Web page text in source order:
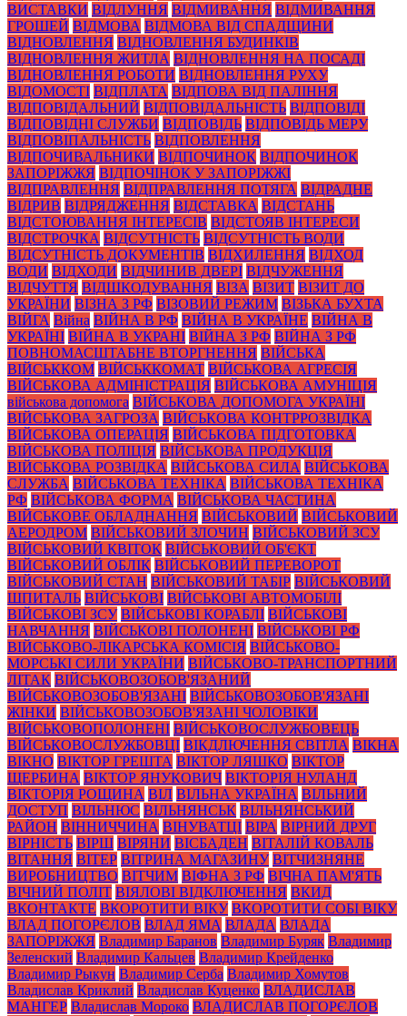
ВИСТАВКИ ВІДЛУННЯ ВІДМИВАННЯ ВІДМИВАННЯ
ГРОШЕЙ ВІДМОВА ВІДМОВА ВІД СПАДЩИНИ
ВІДНОВЛЕННЯ ВІДНОВЛЕННЯ БУДИНКІВ
ВІДНОВЛЕННЯ ЖИТЛА ВІДНОВЛЕННЯ НА ПОСАДІ
ВІДНОВЛЕННЯ РОБОТИ ВІДНОВЛЕННЯ РУХУ
ВІДОМОСТІ ВІДПЛАТА ВІДПОВА ВІД ПАЛІННЯ
ВІДПОВІДАЛЬНИЙ ВІДПОВІДАЛЬНІСТЬ ВІДПОВІДІ
ВІДПОВІДНІ СЛУЖБИ ВІДПОВІДЬ ВІДПОВІДЬ МЕРУ
ВІДПОВІПАЛЬНІСТЬ ВІДПОВЛЕННЯ
ВІДПОЧИВАЛЬНИКИ ВІДПОЧИНОК ВІДПОЧИНОК
ЗАПОРІЖЖЯ ВІДПОЧІНОК У ЗАПОРІЖЖІ
ВІДПРАВЛЕННЯ ВІДПРАВЛЕННЯ ПОТЯГА ВІДРАДНЕ
ВІДРИВ ВІДРЯДЖЕННЯ ВІДСТАВКА ВІДСТАНЬ
ВІДСТОЮВАННЯ ІНТЕРЕСІВ ВІДСТОЯВ ІНТЕРЕСИ
ВІДСТРОЧКА ВІДСУТНІСТЬ ВІДСУТНІСТЬ ВОДИ
ВІДСУТНІСТЬ ДОКУМЕНТІВ ВІДХИЛЕННЯ ВІДХОД
ВОДИ ВІДХОДИ ВІДЧИНИВ ДВЕРІ ВІДЧУЖЕННЯ
ВІДЧУТТЯ ВІДШКОДУВАННЯ ВІЗА ВІЗИТ ВІЗИТ ДО
УКРАЇНИ ВІЗНА З РФ ВІЗОВИЙ РЕЖИМ ВІЗЬКА БУХТА
ВІЙГА Війна ВІЙНА В РФ ВІЙНА В УКРАЇНЕ ВІЙНА В
УКРАЇНІ ВІЙНА В УКРАНІ ВІЙНА З РФ ВІЙНА З РФ
ПОВНОМАСШТАБНЕ ВТОРГНЕННЯ ВІЙСЬКА
ВІЙСЬККОМ ВІЙСЬККОМАТ ВІЙСЬКОВА АГРЕСІЯ
ВІЙСЬКОВА АДМІНІСТРАЦІЯ ВІЙСЬКОВА АМУНІЦІЯ
військова допомога ВІЙСЬКОВА ДОПОМОГА УКРАЇНІ
ВІЙСЬКОВА ЗАГРОЗА ВІЙСЬКОВА КОНТРРОЗВІДКА
ВІЙСЬКОВА ОПЕРАЦІЯ ВІЙСЬКОВА ПІДГОТОВКА
ВІЙСЬКОВА ПОЛІЦІЯ ВІЙСЬКОВА ПРОДУКЦІЯ
ВІЙСЬКОВА РОЗВІДКА ВІЙСЬКОВА СИЛА ВІЙСЬКОВА
СЛУЖБА ВІЙСЬКОВА ТЕХНІКА ВІЙСЬКОВА ТЕХНІКА
РФ ВІЙСЬКОВА ФОРМА ВІЙСЬКОВА ЧАСТИНА
ВІЙСЬКОВЕ ОБЛАДНАННЯ ВІЙСЬКОВИЙ ВІЙСЬКОВИЙ
АЕРОДРОМ ВІЙСЬКОВИЙ ЗЛОЧИН ВІЙСЬКОВИЙ ЗСУ
ВІЙСЬКОВИЙ КВІТОК ВІЙСЬКОВИЙ ОБ'ЄКТ
ВІЙСЬКОВИЙ ОБЛІК ВІЙСЬКОВИЙ ПЕРЕВОРОТ
ВІЙСЬКОВИЙ СТАН ВІЙСЬКОВИЙ ТАБІР ВІЙСЬКОВИЙ
ШПИТАЛЬ ВІЙСЬКОВІ ВІЙСЬКОВІ АВТОМОБІЛІ
ВІЙСЬКОВІ ЗСУ ВІЙСЬКОВІ КОРАБЛІ ВІЙСЬКОВІ
НАВЧАННЯ ВІЙСЬКОВІ ПОЛОНЕНІ ВІЙСЬКОВІ РФ
ВІЙСЬКОВО-ЛІКАРСЬКА КОМІСІЯ ВІЙСЬКОВО-
МОРСЬКІ СИЛИ УКРАЇНИ ВІЙСЬКОВО-ТРАНСПОРТНИЙ
ЛІТАК ВІЙСЬКОВОЗОБОВ'ЯЗАНИЙ
ВІЙСЬКОВОЗОБОВ'ЯЗАНІ ВІЙСЬКОВОЗОБОВ'ЯЗАНІ
ЖІНКИ ВІЙСЬКОВОЗОБОВ'ЯЗАНІ ЧОЛОВІКИ
ВІЙСЬКОВОПОЛОНЕНІ ВІЙСЬКОВОСЛУЖБОВЕЦЬ
ВІЙСЬКОВОСЛУЖБОВЦІ ВІКДЛЮЧЕННЯ СВІТЛА ВІКНА
ВІКНО ВІКТОР ГРЕШТА ВІКТОР ЛЯШКО ВІКТОР
ЩЕРБИНА ВІКТОР ЯНУКОВИЧ ВІКТОРІЯ НУЛАНД
ВІКТОРІЯ РОЩИНА ВІЛ ВІЛЬНА УКРАЇНА ВІЛЬНИЙ
ДОСТУП ВІЛЬНЮС ВІЛЬНЯНСЬК ВІЛЬНЯНСЬКИЙ
РАЙОН ВІННИЧЧИНА ВІНУВАТЦІ ВІРА ВІРНИЙ ДРУГ
ВІРНІСТЬ ВІРШ ВІРЯНИ ВІСБАДЕН ВІТАЛІЙ КОВАЛЬ
ВІТАННЯ ВІТЕР ВІТРИНА МАГАЗИНУ ВІТЧИЗНЯНЕ
ВИРОБНИЦТВО ВІТЧИМ ВІФНА З РФ ВІЧНА ПАМ'ЯТЬ
ВІЧНИЙ ПОЛІТ ВІЯЛОВІ ВІДКЛЮЧЕННЯ ВКИД
ВКОНТАКТЕ ВКОРОТИТИ ВІКУ ВКОРОТИТИ СОБІ ВІКУ
ВЛАД ПОГОРЄЛОВ ВЛАД ЯМА ВЛАДА ВЛАДА
ЗАПОРІЖЖЯ Владимир Баранов Владимир Буряк Владимир
Зеленский Владимир Кальцев Владимир Крейденко
Владимир Рыкун Владимир Серба Владимир Хомутов
Владислав Криклий Владислав Куценко ВЛАДИСЛАВ
МАНГЕР Владислав Мороко ВЛАДИСЛАВ ПОГОРЄЛОВ